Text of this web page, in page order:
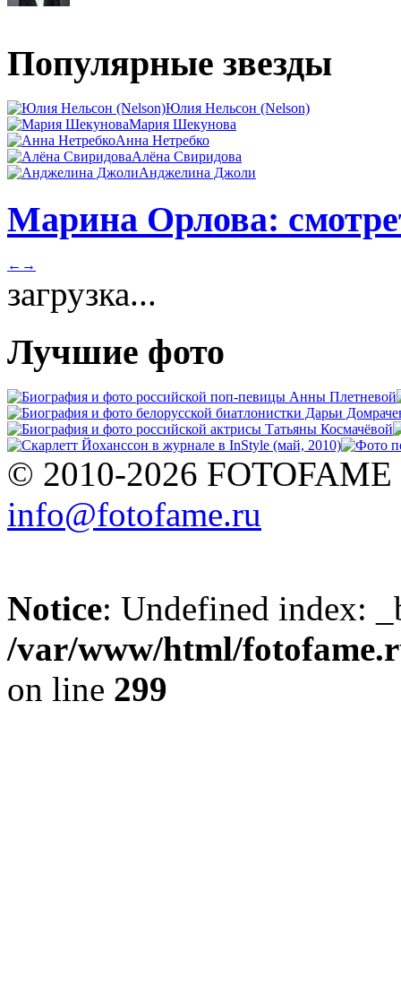
Популярные звезды
Юлия Нельсон (Nelson)
Мария Шекунова
Анна Нетребко
Алёна Свиридова
Анджелина Джоли
Марина Орлова:
← →
загрузка...
Лучшие фото
© 2010-2026 FOTOFAME
info@fotofame.ru
Notice: Undefined index:
/var/www/html/
on line 299